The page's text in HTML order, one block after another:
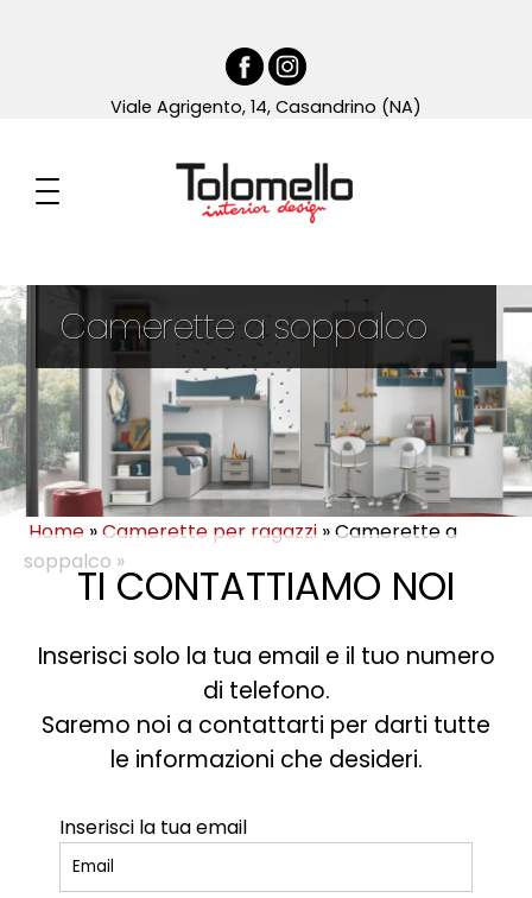
Viale Agrigento, 14, Casandrino (NA)
Camerette a soppalco
TI CONTATTIAMO NOI
Inserisci solo la tua email e il tuo numero
di telefono.
Saremo noi a contattarti per darti tutte
le informazioni che desideri.
Inserisci la tua email
Home »Camerette per ragazzi »Camerette a
soppalco »